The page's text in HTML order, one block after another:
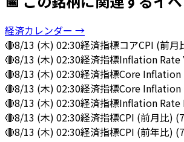
経済カレンダー →
🔴8/13 (木) 02:30経済指標コアCPI (前
🔴8/13 (木) 02:30経済指標Inflation Rate
🔴8/13 (木) 02:30経済指標Core Inflation
🔴8/13 (木) 02:30経済指標Core Inflation
🔴8/13 (木) 02:30経済指標Inflation Rate
🔴8/13 (木) 02:30経済指標CPI (前月比)
🔴8/13 (木) 02:30経済指標CPI (前年比)